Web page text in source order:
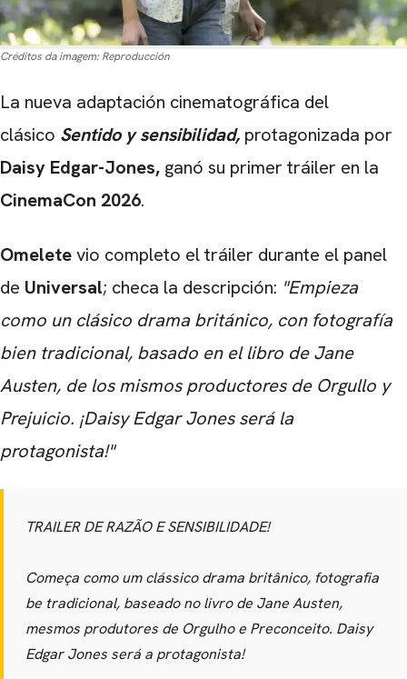
Créditos da imagem: Reproducción
La nueva adaptación cinematográfica del
clásico Sentido y sensibilidad, protagonizada por
Daisy Edgar-Jones, ganó su primer tráiler en la
CinemaCon 2026.
Omeletevio completo el tráiler durante el panel
de Universal; checa la descripción: "Empieza
como un clásico drama británico, con fotografía
bien tradicional, basado en el libro de Jane
Austen, de los mismos productores de Orgullo y
Prejuicio. ¡Daisy Edgar Jones será la
protagonista!"
TRAILER DE RAZÃO E SENSIBILIDADE!
Começa como um clássico drama britânico, fotografia
be tradicional, baseado no livro de Jane Austen,
mesmos produtores de Orgulho e Preconceito. Daisy
Edgar Jones será a protagonista!